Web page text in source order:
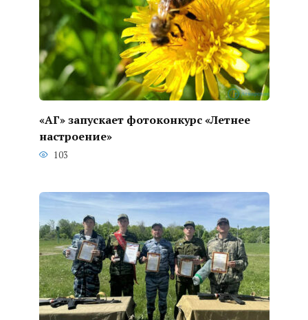
«АГ» запускает фотоконкурс «Летнее
настроение»
103